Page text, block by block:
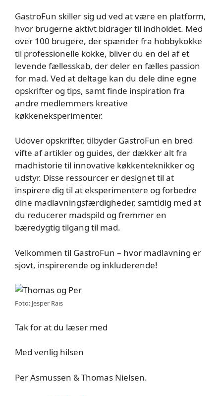
GastroFun skiller sig ud ved at være en platform,
hvor brugerne aktivt bidrager til indholdet. Med
over 100 brugere, der spænder fra hobbykokke
til professionelle kokke, bliver du en del af et
levende fællesskab, der deler en fælles passion
for mad. Ved at deltage kan du dele dine egne
opskrifter og tips, samt finde inspiration fra
andre medlemmers kreative
køkkeneksperimenter.
Udover opskrifter, tilbyder GastroFun en bred
vifte af artikler og guides, der dækker alt fra
madhistorie til innovative køkkenteknikker og
udstyr. Disse ressourcer er designet til at
inspirere dig til at eksperimentere og forbedre
dine madlavningsfærdigheder, samtidig med at
du reducerer madspild og fremmer en
bæredygtig tilgang til mad.
Velkommen til GastroFun – hvor madlavning er
sjovt, inspirerende og inkluderende!
Foto: Jesper Rais
Tak for at du læser med
Med venlig hilsen
Per Asmussen & Thomas Nielsen.